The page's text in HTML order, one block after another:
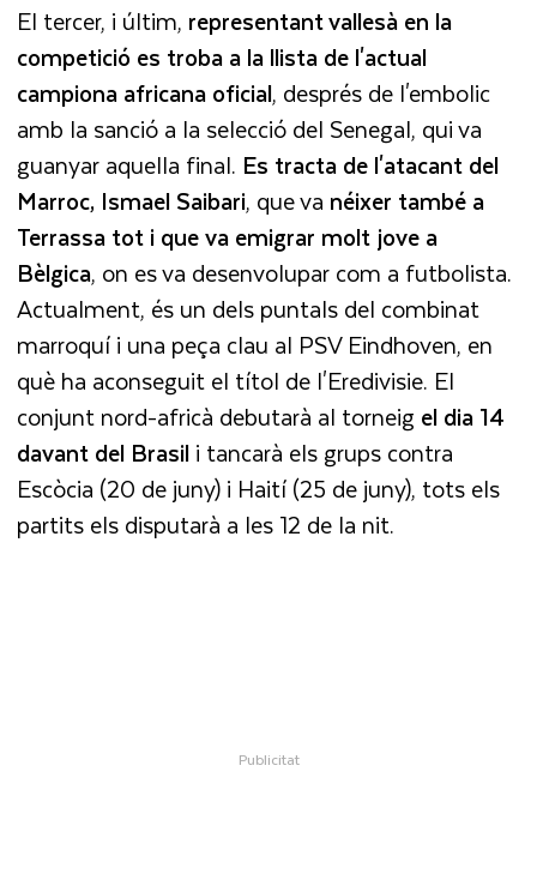
El tercer, i últim, representant vallesà en la
competició es troba a la llista de l'actual
campiona africana oficial, després de l'embolic
amb la sanció a la selecció del Senegal, qui va
guanyar aquella final. Es tracta de l'atacant del
Marroc, Ismael Saibari, que va néixer també a
Terrassa tot i que va emigrar molt jove a
Bèlgica, on es va desenvolupar com a futbolista.
Actualment, és un dels puntals del combinat
marroquí i una peça clau al PSV Eindhoven, en
què ha aconseguit el títol de l'Eredivisie. El
conjunt nord-africà debutarà al torneig el dia 14
davant del Brasili tancarà els grups contra
Escòcia (20 de juny) i Haití (25 de juny), tots els
partits els disputarà a les 12 de la nit.